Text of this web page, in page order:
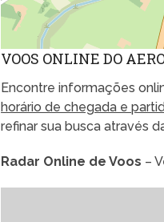
VOOS ONLINE DO
Encontre informações
horário de chegada e
refinar sua busca através
Radar Online de Voos –